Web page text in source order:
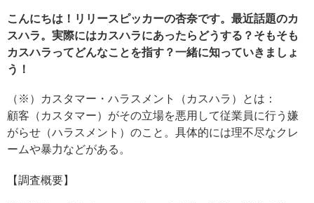
こんにちは！リリースピッカーの杏奈です。最近話題のカ
スハラ。実際にはカスハラにあったらどうする？そもそも
カスハラってどんなことを指す？一緒に知っていきましょ
う！
（※）カスタマー・ハラスメント（カスハラ）とは：
顧客（カスタマー）がその立場を悪用して従業員に行う嫌
がらせ（ハラスメント）のこと。具体的には理不尽なクレ
ームや暴力などがある。
【調査概要】